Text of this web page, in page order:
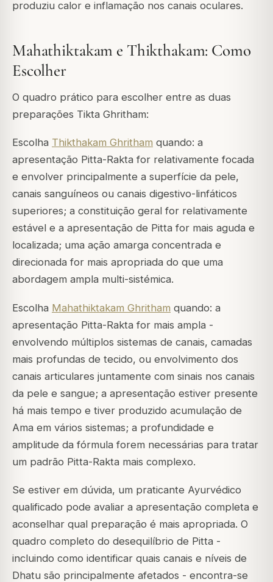
produziu calor e inflamação nos canais oculares.
Mahathiktakam e Thikthakam: Como
Escolher
O quadro prático para escolher entre as duas
preparações Tikta Ghritham:
Escolha Thikthakam Ghritham quando: a
apresentação Pitta-Rakta for relativamente focada
e envolver principalmente a superfície da pele,
canais sanguíneos ou canais digestivo-linfáticos
superiores; a constituição geral for relativamente
estável e a apresentação de Pitta for mais aguda e
localizada; uma ação amarga concentrada e
direcionada for mais apropriada do que uma
abordagem ampla multi-sistémica.
Escolha Mahathiktakam Ghritham quando: a
apresentação Pitta-Rakta for mais ampla -
envolvendo múltiplos sistemas de canais, camadas
mais profundas de tecido, ou envolvimento dos
canais articulares juntamente com sinais nos canais
da pele e sangue; a apresentação estiver presente
há mais tempo e tiver produzido acumulação de
Ama em vários sistemas; a profundidade e
amplitude da fórmula forem necessárias para tratar
um padrão Pitta-Rakta mais complexo.
Se estiver em dúvida, um praticante Ayurvédico
qualificado pode avaliar a apresentação completa e
aconselhar qual preparação é mais apropriada. O
quadro completo do desequilíbrio de Pitta -
incluindo como identificar quais canais e níveis de
Dhatu são principalmente afetados - encontra-se